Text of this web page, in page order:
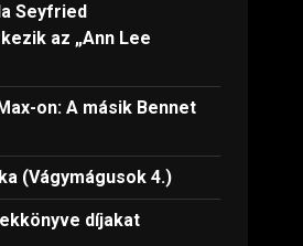
Seyfried
az „Ann Lee
on: A másik Bennet
(Vágymágusok 4.)
díjakat